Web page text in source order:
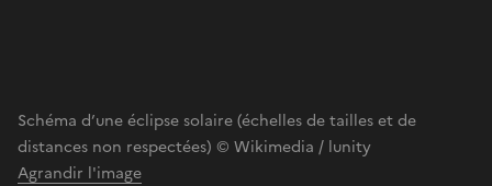
Schéma d’une éclipse solaire (échelles de tailles et de
distances non respectées) © Wikimedia / lunity
Agrandir l'image